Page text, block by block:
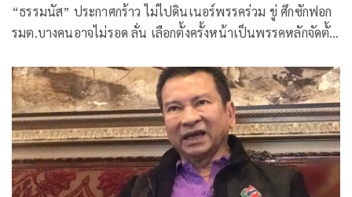
“ธรรมนัส” ประกาศกร้าว ไม่ไปดินเนอร์พรรคร่วม ขู่ ศึกซักฟอก
รมต.บางคนอาจไม่รอด ลั่น เลือกตั้งครั้งหน้าเป็นพรรคหลักจัดตั้ง